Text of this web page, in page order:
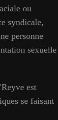
ou
syndicale,
personne
sexuelle
est
se faisant